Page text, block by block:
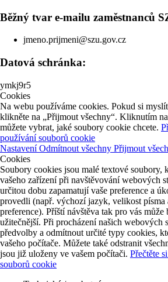
Běžný tvar e-mailu zaměstnanců
jmeno.prijmeni@szu.gov.cz
Datová schránka:
ymkj9r5
Cookies
Na webu používáme cookies. Pokud si
klikněte na „Přijmout všechny“. Kliknutím
můžete vybrat, jaké soubory cookie chcete.
používání souborů cookie
NastaveníOdmítnout všechny Přijmout
Cookies
Soubory cookies jsou malé textové soubory,
vašeho zařízení při navštěvování webových
určitou dobu zapamatují vaše preference a
provedli (např. výchozí jazyk, velikost písma
preference). Příští návštěva tak pro vás může
užitečnější. Při procházení našich webových
předvolby a odmítnout určité typy cookies,
vašeho počítače. Můžete také odstranit
jsou již uloženy ve vašem počítači. Přečtěte
souborů cookie